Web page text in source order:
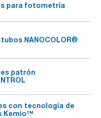
para fotometría
NANOCOLOR®
patrón
con tecnología de
Kemio™